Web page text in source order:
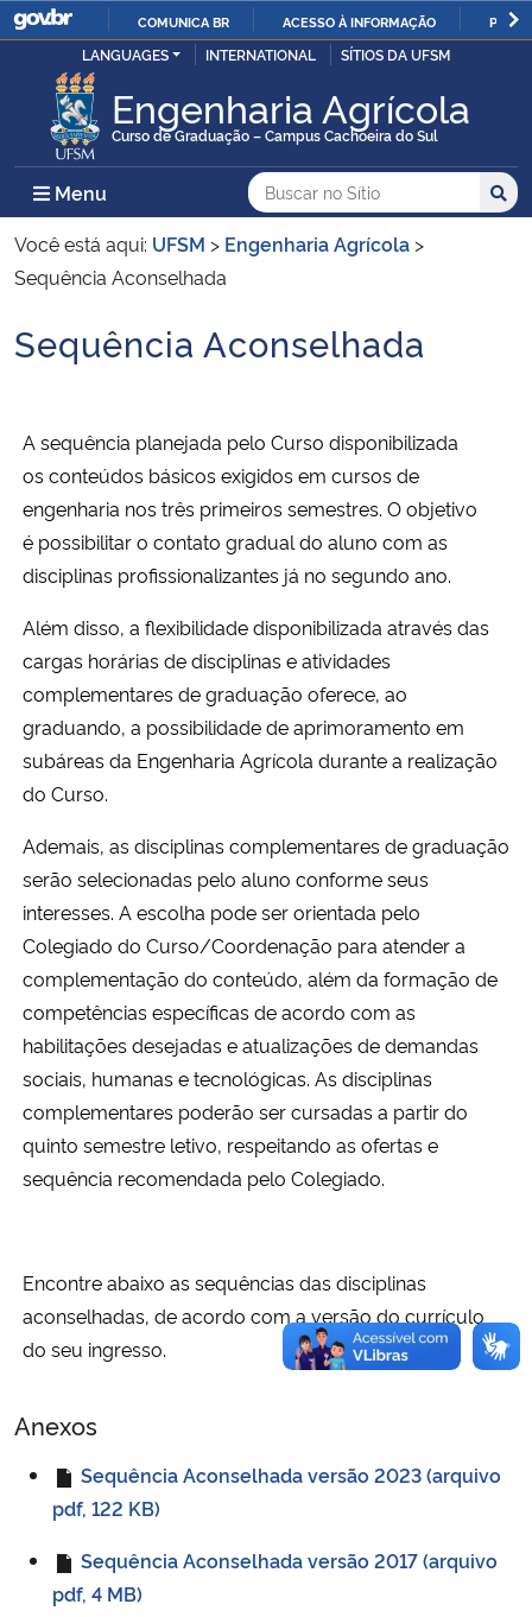
IR
O
COMUNICA BR ACESSO À INFORMAÇÃO
Ministério da Justiça e Segurança Pública
Ministério da Defesa
Ministério das Relações Exteriores
Ministério da Infraestrutura
Ministério da Educação
Ministério da Cidadania
Ministério de Minas e Energia
Ministério da Ciência, Tecnologia, Inovações e Comunicações
Ministério do Meio Ambiente
Ministério do Desenvolvimento Regional
Controladoria-Geral da União
Ministério da Mulher, da Família e dos Direitos Humanos
Secretaria-Geral
Secretaria de Governo
Advocacia-Geral da União
Planalto
LANGUAGES INTERNATIONAL SÍTIOS DA UFSM
Engenharia Agrícola
Curso de Graduação – Campus Cachoeira do Sul
Menu Menu Principal do Sítio
Busca
Buscar no no Sítio
Busca:
Você está aqui: UFSM > Engenharia Agrícola >
Sequência Aconselhada
Início do conteúdo
Sequência Aconselhada
A sequência planejada pelo Curso disponibilizada
osconteúdos básicos exigidos em cursos de
engenharia nos três primeiros semestres. O objetivo
é possibilitar o contato gradual do aluno com as
disciplinas profissionalizantes já no segundo ano.
Além disso, a flexibilidade disponibilizada através das
cargas horárias de disciplinas e atividades
complementares de graduação oferece, ao
graduando, a possibilidade de aprimoramento em
subáreas da Engenharia Agrícola durante a realização
do Curso.
Ademais, as disciplinas complementares de graduação
serão selecionadas pelo aluno conforme seus
interesses. A escolha pode ser orientada pelo
Colegiado do Curso/Coordenação para atender a
complementação do conteúdo, além da formação de
competências específicas de acordo com as
habilitações desejadas e atualizações de demandas
sociais, humanas e tecnológicas. As disciplinas
complementares poderão ser cursadas a partir do
quinto semestre letivo, respeitando as ofertas e
sequência recomendada pelo Colegiado.
Encontre abaixo as sequências das disciplinas
aconselhadas, de acordo com a versão do currículo
do seu ingresso.
Anexos
Sequência Aconselhada versão 2023 (arquivo
pdf, 122 KB)
Sequência Aconselhada versão 2017 (arquivo
pdf, 4 MB)